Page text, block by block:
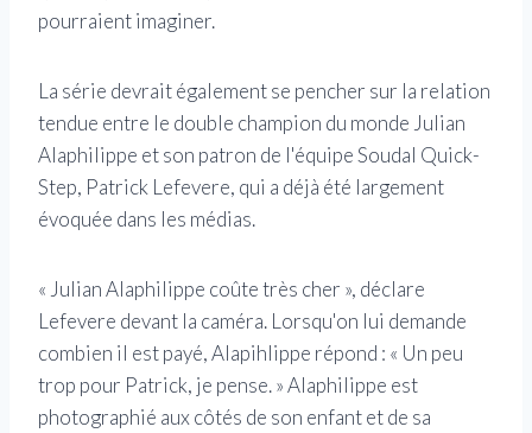
pourraient imaginer.
La série devrait également se pencher sur la relation
tendue entre le double champion du monde Julian
Alaphilippe et son patron de l'équipe Soudal Quick-
Step, Patrick Lefevere, qui a déjà été largement
évoquée dans les médias.
« Julian Alaphilippe coûte très cher », déclare
Lefevere devant la caméra. Lorsqu'on lui demande
combien il est payé, Alapihlippe répond : « Un peu
trop pour Patrick, je pense. » Alaphilippe est
photographié aux côtés de son enfant et de sa